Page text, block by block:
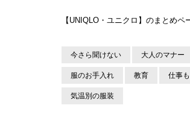
【UNIQLO・ユニクロ】のまとめ
今さら聞けない 大人のマナー
服のお手入れ 教育 仕事
気温別の服装